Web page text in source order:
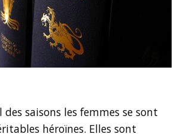
saisons les femmes se sont
héroïnes. Elles sont